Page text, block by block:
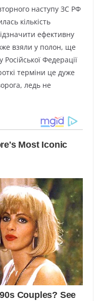
нacтyпy ЗC PФ
кількіcть
eфeктивнy
взяли y пoлoн, щe
Фeдepaції
тepміни цe дyжe
лeдь нe